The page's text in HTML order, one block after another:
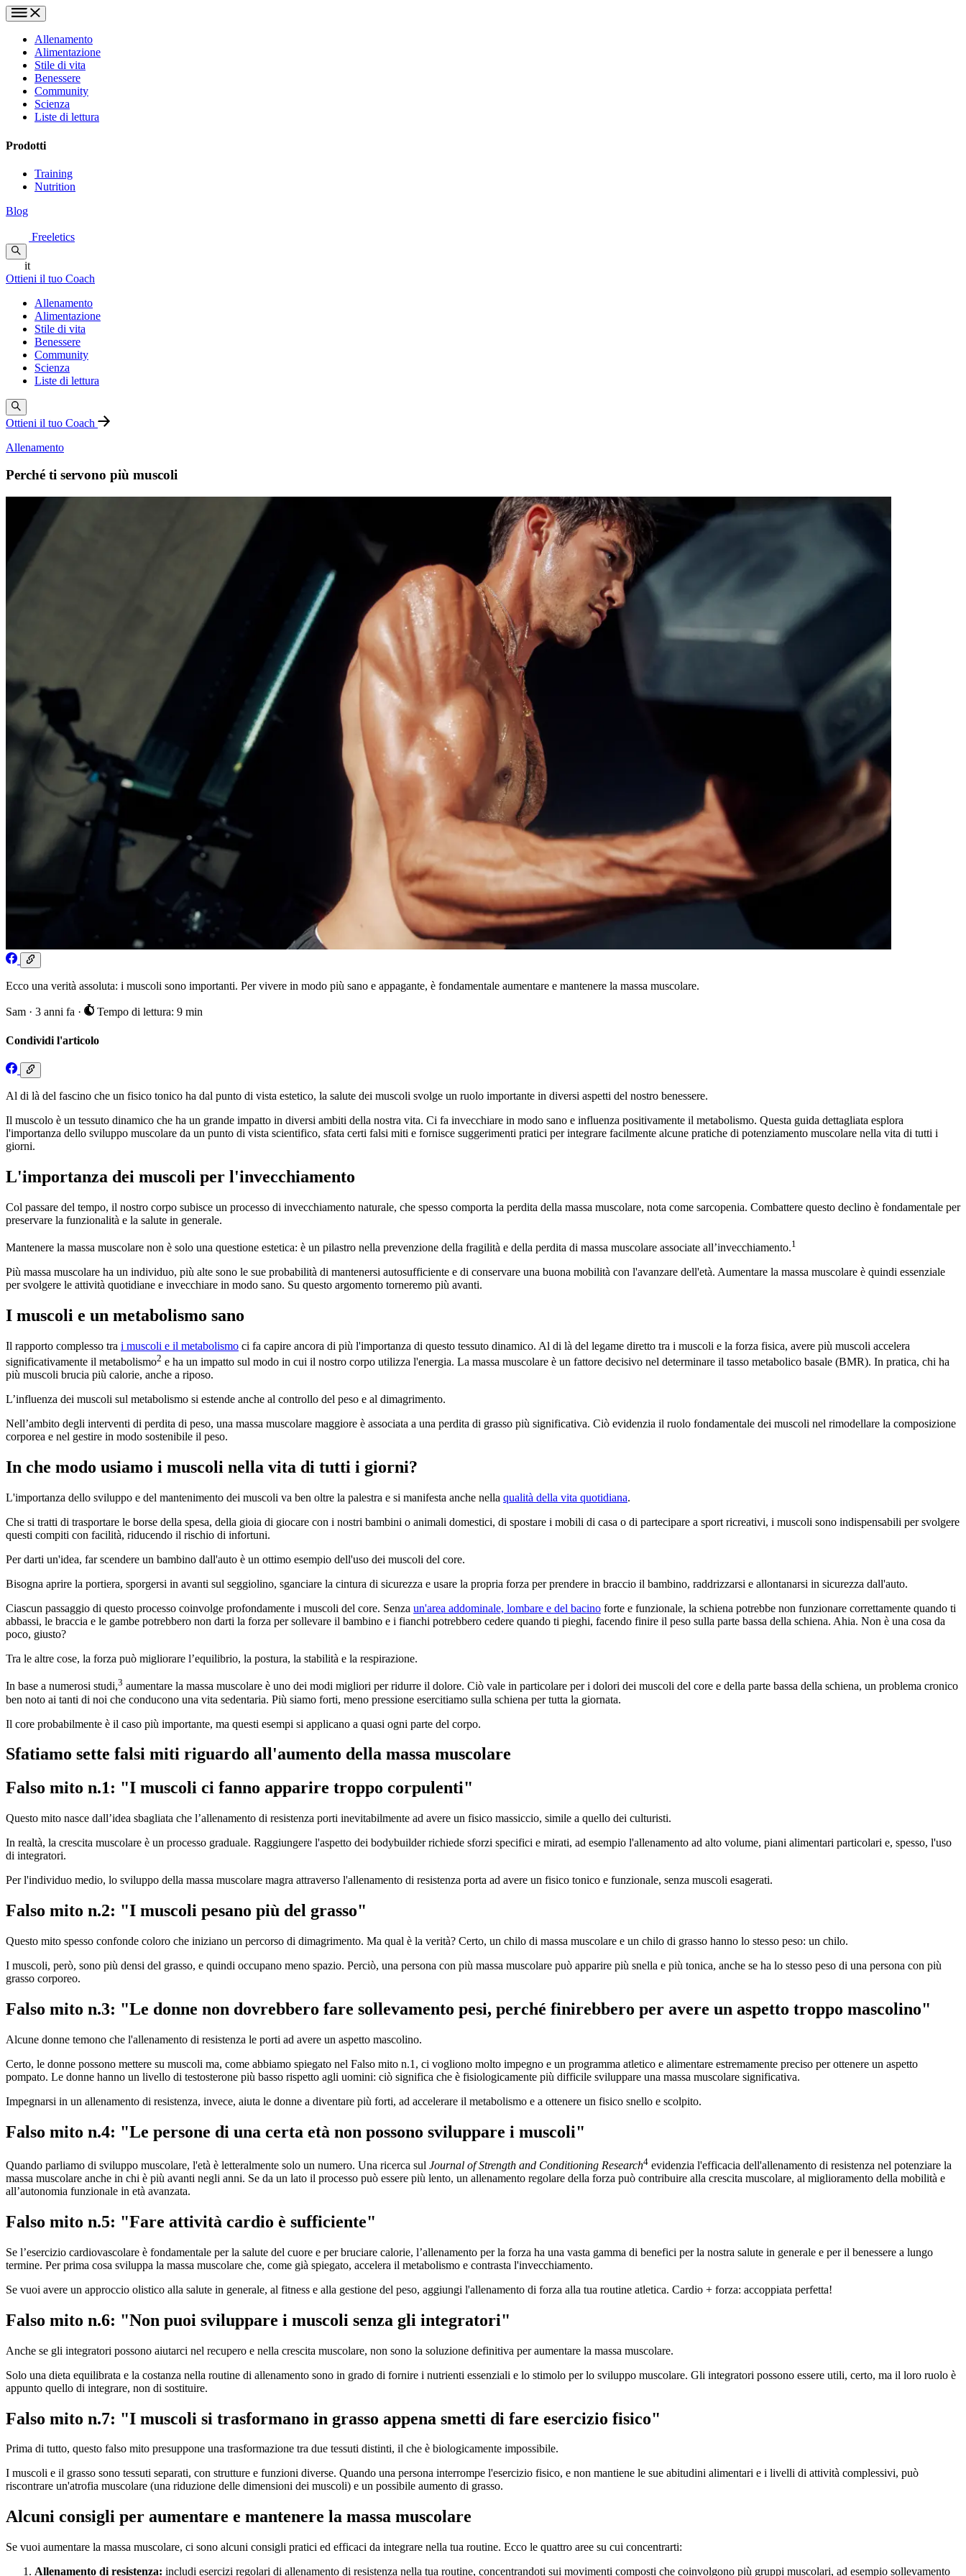
Allenamento
Alimentazione
Stile di vita
Benessere
Community
Scienza
Liste di lettura
Prodotti
Training
Nutrition
Blog
Freeletics
it
Ottieni il tuo Coach
Allenamento
Alimentazione
Stile di vita
Benessere
Community
Scienza
Liste di lettura
Ottieni il tuo Coach
Allenamento
Perché ti servono più muscoli
Ecco una verità assoluta: i muscoli sono importanti. Per vivere in modo più sano e appagante, è fondamentale aumentare e mantenere la massa muscolare.
Sam · 3 anni fa · Tempo di lettura: 9 min
Condividi l'articolo
Al di là del fascino che un fisico tonico ha dal punto di vista estetico, la salute dei muscoli svolge un ruolo importante in diversi aspetti del nostro benessere.
Il muscolo è un tessuto dinamico che ha un grande impatto in diversi ambiti della nostra vita. Ci fa invecchiare in modo sano e influenza positivamente il metabolismo. Questa guida dettagliata esplora
l'importanza dello sviluppo muscolare da un punto di vista scientifico, sfata certi falsi miti e fornisce suggerimenti pratici per integrare facilmente alcune pratiche di potenziamento muscolare nella vita di tutti i
giorni.
L'importanza dei muscoli per l'invecchiamento
Col passare del tempo, il nostro corpo subisce un processo di invecchiamento naturale, che spesso comporta la perdita della massa muscolare, nota come sarcopenia. Combattere questo declino è fondamentale per
preservare la funzionalità e la salute in generale.
Mantenere la massa muscolare non è solo una questione estetica: è un pilastro nella prevenzione della fragilità e della perdita di massa muscolare associate all’invecchiamento.1
Più massa muscolare ha un individuo, più alte sono le sue probabilità di mantenersi autosufficiente e di conservare una buona mobilità con l'avanzare dell'età. Aumentare la massa muscolare è quindi essenziale
per svolgere le attività quotidiane e invecchiare in modo sano. Su questo argomento torneremo più avanti.
I muscoli e un metabolismo sano
Il rapporto complesso tra i muscoli e il metabolismo ci fa capire ancora di più l'importanza di questo tessuto dinamico. Al di là del legame diretto tra i muscoli e la forza fisica, avere più muscoli accelera
significativamente il metabolismo2 e ha un impatto sul modo in cui il nostro corpo utilizza l'energia. La massa muscolare è un fattore decisivo nel determinare il tasso metabolico basale (BMR). In pratica, chi ha
più muscoli brucia più calorie, anche a riposo.
L’influenza dei muscoli sul metabolismo si estende anche al controllo del peso e al dimagrimento.
Nell’ambito degli interventi di perdita di peso, una massa muscolare maggiore è associata a una perdita di grasso più significativa. Ciò evidenzia il ruolo fondamentale dei muscoli nel rimodellare la composizione
corporea e nel gestire in modo sostenibile il peso.
In che modo usiamo i muscoli nella vita di tutti i giorni?
L'importanza dello sviluppo e del mantenimento dei muscoli va ben oltre la palestra e si manifesta anche nella qualità della vita quotidiana.
Che si tratti di trasportare le borse della spesa, della gioia di giocare con i nostri bambini o animali domestici, di spostare i mobili di casa o di partecipare a sport ricreativi, i muscoli sono indispensabili per svolgere
questi compiti con facilità, riducendo il rischio di infortuni.
Per darti un'idea, far scendere un bambino dall'auto è un ottimo esempio dell'uso dei muscoli del core.
Bisogna aprire la portiera, sporgersi in avanti sul seggiolino, sganciare la cintura di sicurezza e usare la propria forza per prendere in braccio il bambino, raddrizzarsi e allontanarsi in sicurezza dall'auto.
Ciascun passaggio di questo processo coinvolge profondamente i muscoli del core. Senza un'area addominale, lombare e del bacino forte e funzionale, la schiena potrebbe non funzionare correttamente quando ti
abbassi, le braccia e le gambe potrebbero non darti la forza per sollevare il bambino e i fianchi potrebbero cedere quando ti pieghi, facendo finire il peso sulla parte bassa della schiena. Ahia. Non è una cosa da
poco, giusto?
Tra le altre cose, la forza può migliorare l’equilibrio, la postura, la stabilità e la respirazione.
In base a numerosi studi,3 aumentare la massa muscolare è uno dei modi migliori per ridurre il dolore. Ciò vale in particolare per i dolori dei muscoli del core e della parte bassa della schiena, un problema cronico
ben noto ai tanti di noi che conducono una vita sedentaria. Più siamo forti, meno pressione esercitiamo sulla schiena per tutta la giornata.
Il core probabilmente è il caso più importante, ma questi esempi si applicano a quasi ogni parte del corpo.
Sfatiamo sette falsi miti riguardo all'aumento della massa muscolare
Falso mito n.1: "I muscoli ci fanno apparire troppo corpulenti"
Questo mito nasce dall’idea sbagliata che l’allenamento di resistenza porti inevitabilmente ad avere un fisico massiccio, simile a quello dei culturisti.
In realtà, la crescita muscolare è un processo graduale. Raggiungere l'aspetto dei bodybuilder richiede sforzi specifici e mirati, ad esempio l'allenamento ad alto volume, piani alimentari particolari e, spesso, l'uso
di integratori.
Per l'individuo medio, lo sviluppo della massa muscolare magra attraverso l'allenamento di resistenza porta ad avere un fisico tonico e funzionale, senza muscoli esagerati.
Falso mito n.2: "I muscoli pesano più del grasso"
Questo mito spesso confonde coloro che iniziano un percorso di dimagrimento. Ma qual è la verità? Certo, un chilo di massa muscolare e un chilo di grasso hanno lo stesso peso: un chilo.
I muscoli, però, sono più densi del grasso, e quindi occupano meno spazio. Perciò, una persona con più massa muscolare può apparire più snella e più tonica, anche se ha lo stesso peso di una persona con più
grasso corporeo.
Falso mito n.3: "Le donne non dovrebbero fare sollevamento pesi, perché finirebbero per avere un aspetto troppo mascolino"
Alcune donne temono che l'allenamento di resistenza le porti ad avere un aspetto mascolino.
Certo, le donne possono mettere su muscoli ma, come abbiamo spiegato nel Falso mito n.1, ci vogliono molto impegno e un programma atletico e alimentare estremamente preciso per ottenere un aspetto
pompato. Le donne hanno un livello di testosterone più basso rispetto agli uomini: ciò significa che è fisiologicamente più difficile sviluppare una massa muscolare significativa.
Impegnarsi in un allenamento di resistenza, invece, aiuta le donne a diventare più forti, ad accelerare il metabolismo e a ottenere un fisico snello e scolpito.
Falso mito n.4: "Le persone di una certa età non possono sviluppare i muscoli"
Quando parliamo di sviluppo muscolare, l'età è letteralmente solo un numero. Una ricerca sul Journal of Strength and Conditioning Research4 evidenzia l'efficacia dell'allenamento di resistenza nel potenziare la
massa muscolare anche in chi è più avanti negli anni. Se da un lato il processo può essere più lento, un allenamento regolare della forza può contribuire alla crescita muscolare, al miglioramento della mobilità e
all’autonomia funzionale in età avanzata.
Falso mito n.5: "Fare attività cardio è sufficiente"
Se l’esercizio cardiovascolare è fondamentale per la salute del cuore e per bruciare calorie, l’allenamento per la forza ha una vasta gamma di benefici per la nostra salute in generale e per il benessere a lungo
termine. Per prima cosa sviluppa la massa muscolare che, come già spiegato, accelera il metabolismo e contrasta l'invecchiamento.
Se vuoi avere un approccio olistico alla salute in generale, al fitness e alla gestione del peso, aggiungi l'allenamento di forza alla tua routine atletica. Cardio + forza: accoppiata perfetta!
Falso mito n.6: "Non puoi sviluppare i muscoli senza gli integratori"
Anche se gli integratori possono aiutarci nel recupero e nella crescita muscolare, non sono la soluzione definitiva per aumentare la massa muscolare.
Solo una dieta equilibrata e la costanza nella routine di allenamento sono in grado di fornire i nutrienti essenziali e lo stimolo per lo sviluppo muscolare. Gli integratori possono essere utili, certo, ma il loro ruolo è
appunto quello di integrare, non di sostituire.
Falso mito n.7: "I muscoli si trasformano in grasso appena smetti di fare esercizio fisico"
Prima di tutto, questo falso mito presuppone una trasformazione tra due tessuti distinti, il che è biologicamente impossibile.
I muscoli e il grasso sono tessuti separati, con strutture e funzioni diverse. Quando una persona interrompe l'esercizio fisico, e non mantiene le sue abitudini alimentari e i livelli di attività complessivi, può
riscontrare un'atrofia muscolare (una riduzione delle dimensioni dei muscoli) e un possibile aumento di grasso.
Alcuni consigli per aumentare e mantenere la massa muscolare
Se vuoi aumentare la massa muscolare, ci sono alcuni consigli pratici ed efficaci da integrare nella tua routine. Ecco le quattro aree su cui concentrarti:
Allenamento di resistenza: includi esercizi regolari di allenamento di resistenza nella tua routine, concentrandoti sui movimenti composti che coinvolgono più gruppi muscolari, ad esempio sollevamento